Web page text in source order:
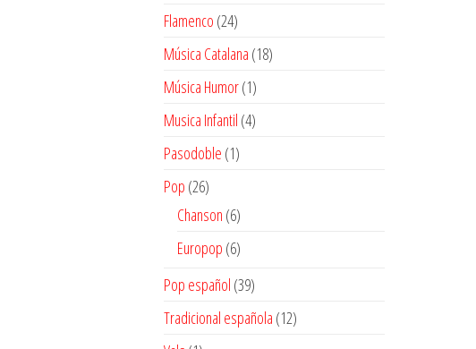
producto
Flamenco 2424
productos
Música Catalana 1818
Música Humor 11
producto
Musica Infantil 44
Pasodoble 11
Pop 2626
productos
Chanson 66
productos
Europop 66
Pop español 3939
productos
Tradicional española 1212